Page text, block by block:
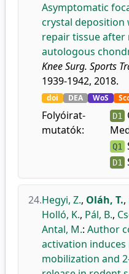
Asymptomatic
crystal deposition
repair tissue after
autologous
Knee Surg. Sports
1939-1942, 2018.
doi DEA WoS
Folyóirat-
mutatók:
D1
Q1
D1
24.Hegyi, Z., Oláh, T.,
Holló, K., Pál, B.,
Antal, M.: Author
activation
mobilization and